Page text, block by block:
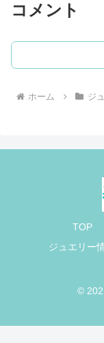
コメント
ホーム ジ
TOP
ジュエリー
©